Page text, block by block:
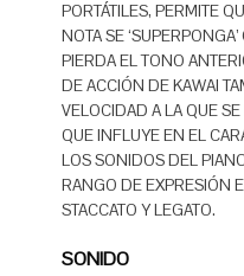
PORTÁTILES, PERMITE
NOTA SE
PIERDA EL TONO
DE ACCIÓN DE KAWAI
VELOCIDAD A LA QUE
QUE INFLUYE EN EL
LOS SONIDOS DEL
RANGO DE EXPRESIÓN
STACCATO Y LEGATO.
SONIDO